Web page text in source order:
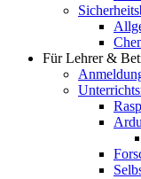
Für Lehrer &